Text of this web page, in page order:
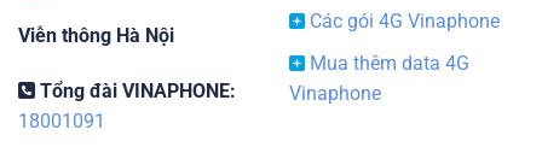
Viễn thông Hà Nội
Tổng đài VINAPHONE:
18001091
Các gói 4G Vinaphone
Mua thêm data 4G
Vinaphone